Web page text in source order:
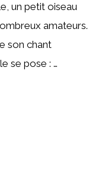
un petit oiseau
amateurs.
son chant
se pose : …